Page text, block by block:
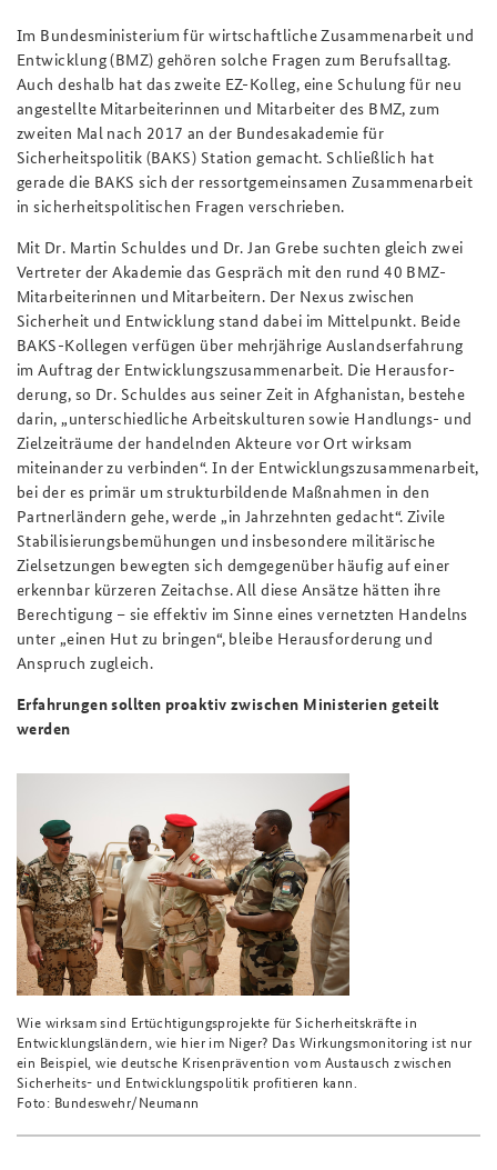
Im Bundesministerium für wirtschaftliche Zusammenarbeit und
Entwicklung (BMZ) gehören solche Fragen zum Berufsalltag.
Auch deshalb hat das zweite EZ-Kolleg, eine Schulung für neu
angestellte Mitarbeiterinnen und Mitarbeiter des BMZ, zum
zweiten Mal nach 2017 an der Bundesakademie für
Sicherheitspolitik (BAKS) Station gemacht. Schließlich hat
gerade die BAKS sich der ressortgemeinsamen Zusammenarbeit
in sicherheitspolitischen Fragen verschrieben.
Mit Dr. Martin Schuldes und Dr. Jan Grebe suchten gleich zwei
Vertreter der Akademie das Gespräch mit den rund 40 BMZ-
Mitarbeiterinnen und Mitarbeitern. Der Nexus zwischen
Sicherheit und Entwicklung stand dabei im Mittelpunkt. Beide
BAKS-Kollegen verfügen über mehrjährige Auslandserfahrung
im Auftrag der Entwicklungszusammenarbeit. Die Herausfor­
derung, so Dr. Schuldes aus seiner Zeit in Afghanistan, bestehe
darin, „unterschiedliche Arbeitskulturen sowie Handlungs- und
Zielzeiträume der handelnden Akteure vor Ort wirksam
miteinander zu verbinden“. In der Entwicklungszusammenarbeit,
bei der es primär um struktur­bildende Maßnahmen in den
Partnerländern gehe, werde „in Jahrzehnten gedacht“. Zivile
Stabilisierungsbemühungen und insbesondere militärische
Zielsetzungen bewegten sich dem­gegenüber häufig auf einer
erkennbar kürzeren Zeitachse. All diese Ansätze hätten ihre
Berech­tigung – sie effektiv im Sinne eines vernetzten Handelns
unter „einen Hut zu bringen“, bleibe Herausforderung und
Anspruch zugleich.
Erfahrungen sollten proaktiv zwischen Ministerien geteilt
werden
Wie wirksam sind Ertüchtigungsprojekte für Sicherheitskräfte in
Entwicklungsländern, wie hier im Niger? Das Wirkungsmonitoring ist nur
ein Beispiel, wie deutsche Krisenprävention vom Austausch zwischen
Sicherheits- und Entwicklungspolitik profitieren kann.
Foto: Bundeswehr/Neumann